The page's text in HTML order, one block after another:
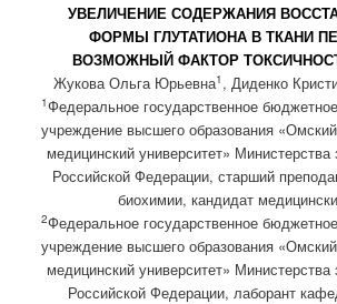
УВЕЛИЧЕНИЕ СОДЕРЖАНИЯ
ФОРМЫ ГЛУТАТИОНА В ТКАНИ
ВОЗМОЖНЫЙ ФАКТОР
Жукова Ольга Юрьевна1 , Диденко
1Федеральное государственное
учреждение высшего образования
медицинский университет» Министерства
Российской Федерации, старший
биохимии, кандидат
2Федеральное государственное
учреждение высшего образования
медицинский университет» Министерства
Российской Федерации, лаборант